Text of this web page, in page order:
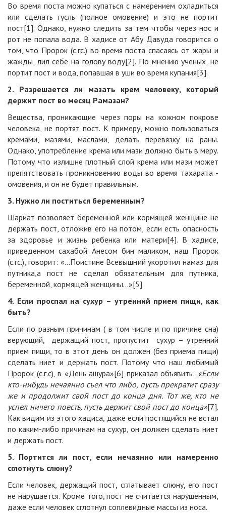
Во время поста можно купаться с намерением охладиться
или сделать гусль (полное омовение) и это не портит
пост[1]. Однако, нужно следить за тем чтобы через нос и
рот не попала вода. В хадисе от Абу Давуда говорится о
том, что Пророк (с.гс.) во время поста спасаясь от жары и
жажды, лил себе на голову воду[2]. По мнению ученых, не
портит пост и вода, попавшая в уши во время купания[3].
2. Разрешается ли мазать крем человеку, который
держит пост во месяц Рамазан?
Вещества, проникающие через поры на кожном покрове
человека, не портят пост. К примеру, можно пользоваться
кремами, мазями, маслами, делать перевязку на раны.
Однако, употребление крема или мази должно быть в меру.
Потому что излишне плотный слой крема или мази может
препятствовать проникновению воды во время тахарата -
омовения, и он не будет правильным.
3. Нужно ли поститься беременным?
Шариат позволяет беременной или кормящей женщине не
держать пост, отложив его на потом, если есть опасность
за здоровье и жизнь ребенка или матери[4]. В хадисе,
приведенном сахабой Анесом бин маликом, наш Пророк
(с.гс.), говорит: «…Поистине Всевышний укоротил намаз для
путника,а пост не сделал обязательным для путника,
беременной, кормящей женщины…»[5]
4. Если проспал на сухур – утренний прием пищи, как
быть?
Если по разным причинам ( в том числе и по причине сна)
верующий, держащий пост, пропустит сухур – утренний
прием пищи, то в этот день он должен (без приема пищи)
сделать ниет и держать пост. Потому что наш любимый
Пророк (с.г.с), в «День ашура»[6] приказал объявить: «Если
кто-нибудь нечаянно съел что либо, пусть прекратит сразу
же и продолжит свой пост до конца дня. Тот же, кто не
успел ничего поесть, пусть держит свой пост до конца»[7].
Как видим из этого хадиса, даже если постящийся не встал
по каким-либо причинам на сухур, он должен сделать ниет
и держать пост.
5. Портится ли пост, если нечаянно или намеренно
сглотнуть слюну?
Если человек, держащий пост, сглатывает слюну, его пост
не нарушается. Кроме того, пост не считается нарушенным,
даже если человек сглотнул соплевидные массы из носа.